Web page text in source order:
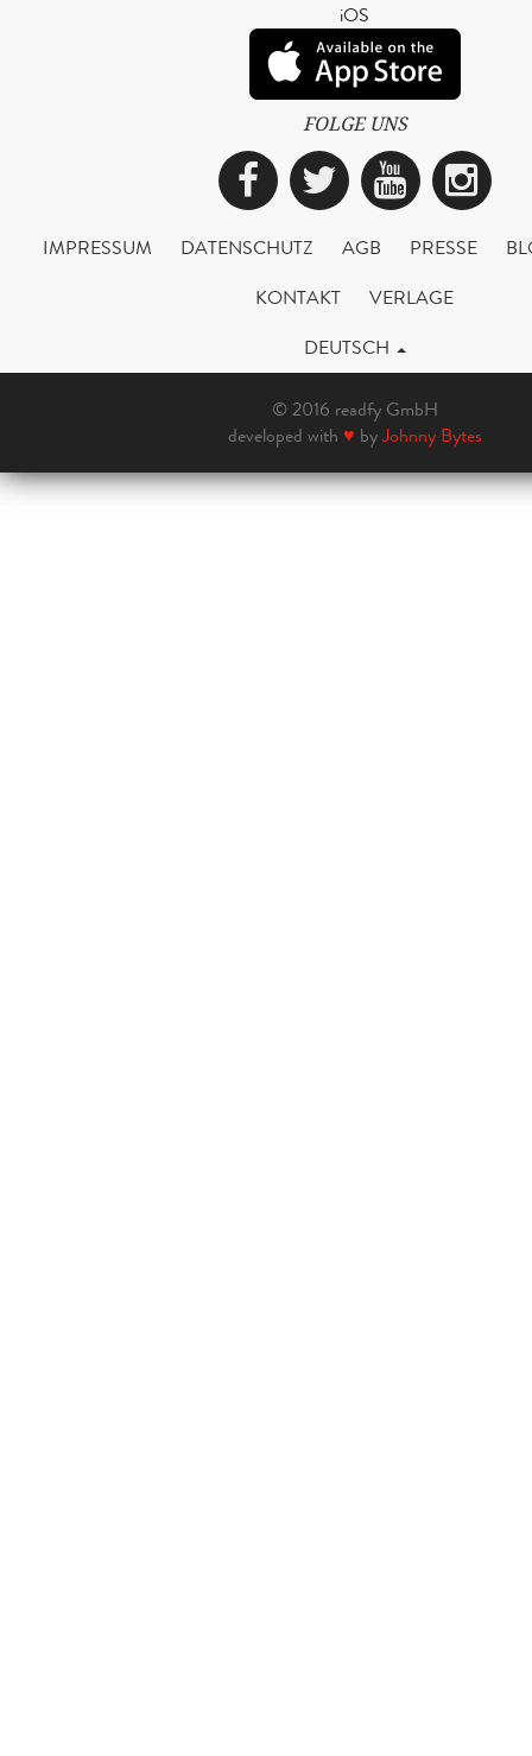
iOS
FOLGE UNS
Facebook
Twitter
IMPRESSUM DATENSCHUTZ AGB PRESSE
KONTAKT
VERLAGE
DEUTSCH
© 2016 readfy GmbH
developed with ♥ byJohnny Bytes